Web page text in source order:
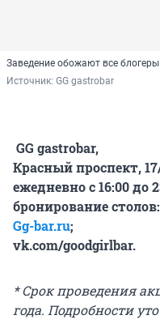
Заведение обожают все
Источник: GG gastrobar
​ GG gastrobar,
Красный проспект,
ежедневно с 16:00 до
бронирование столов:
Gg-bar.ru;
vk.com/goodgirlbar.
* Срок проведения
года. Подробности